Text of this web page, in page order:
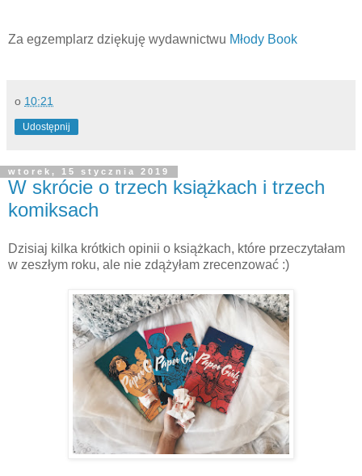
Za egzemplarz dziękuję wydawnictwu Młody Book
o 10:21
Udostępnij
wtorek, 15 stycznia 2019
W skrócie o trzech książkach i trzech
komiksach
Dzisiaj kilka krótkich opinii o książkach, które przeczytałam
w zeszłym roku, ale nie zdążyłam zrecenzować :)